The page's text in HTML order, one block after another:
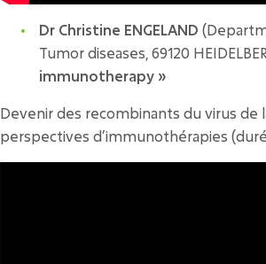
Dr Christine ENGELAND
Tumor diseases, 69120
immunotherapy »
Devenir des recombinants du virus
perspectives d’immunothérapies (